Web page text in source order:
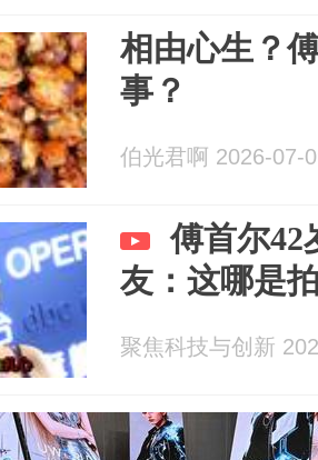
相由心生？
事？
伯光君啊 2026-07-
傅首尔42
友：这哪是
聚焦科技与创新